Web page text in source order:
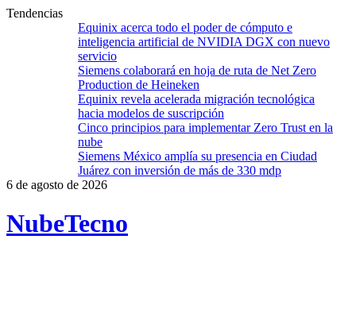
Tendencias
Equinix acerca todo el poder de cómputo e
inteligencia artificial de NVIDIA DGX con nuevo
servicio
Siemens colaborará en hoja de ruta de Net Zero
Production de Heineken
Equinix revela acelerada migración tecnológica
hacia modelos de suscripción
Cinco principios para implementar Zero Trust en la
nube
Siemens México amplía su presencia en Ciudad
Juárez con inversión de más de 330 mdp
6 de agosto de 2026
NubeTecno